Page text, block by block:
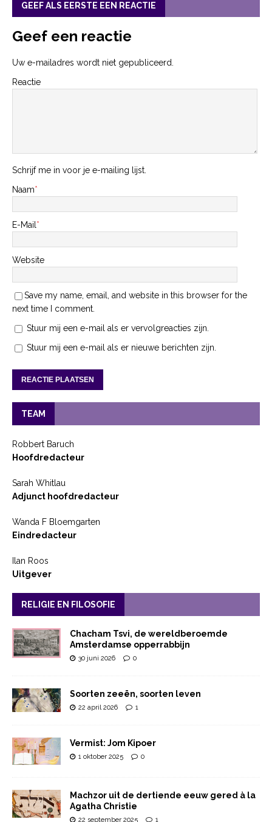
GEEF ALS EERSTE EEN REACTIE
Geef een reactie
Uw e-mailadres wordt niet gepubliceerd.
Reactie
Schrijf me in voor je e-mailing lijst.
Naam*
E-Mail*
Website
Save my name, email, and website in this browser for the
next time I comment.
Stuur mij een e-mail als er vervolgreacties zijn.
Stuur mij een e-mail als er nieuwe berichten zijn.
TEAM
Robbert Baruch
Hoofdredacteur
Sarah Whitlau
Adjunct hoofdredacteur
Wanda F Bloemgarten
Eindredacteur
Ilan Roos
Uitgever
RELIGIE EN FILOSOFIE
Chacham Tsvi, de wereldberoemde
Amsterdamse opperrabbijn
30 juni 2026 0
Soorten zeeën, soorten leven
22 april 2026 1
Vermist: Jom Kipoer
1 oktober 2025 0
Machzor uit de dertiende eeuw gered à la
Agatha Christie
22 september 2025 1